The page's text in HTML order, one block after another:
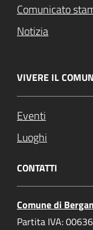
Comunicato
Notizia
VIVERE IL
Eventi
Luoghi
CONTATTI
Comune di
Partita IVA: